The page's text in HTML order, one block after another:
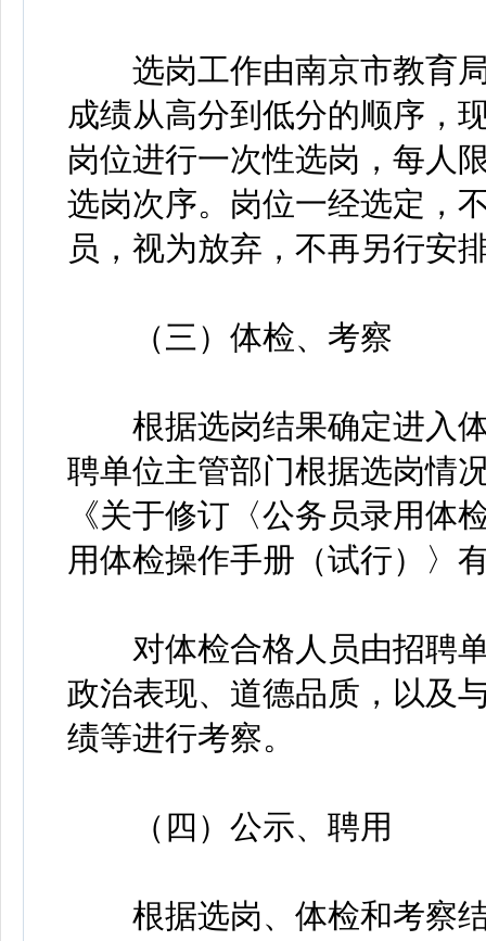
选岗工作由南京市教育局
成绩从高分到低分的顺序，
岗位进行一次性选岗，每人
选岗次序。岗位一经选定，
员，视为放弃，不再另行安
（三）体检、考察
根据选岗结果确定进入体
聘单位主管部门根据选岗情
《关于修订〈公务员录用体
用体检操作手册（试行）〉
对体检合格人员由招聘单
政治表现、道德品质，以及
绩等进行考察。
（四）公示、聘用
根据选岗、体检和考察结